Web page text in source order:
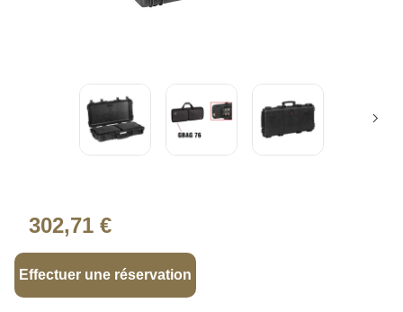
302,71 €
Effectuer une réservation